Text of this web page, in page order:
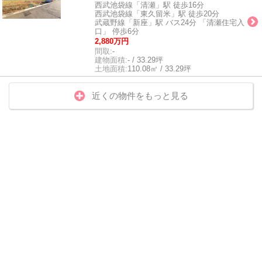
西武池袋線「清瀬」駅 徒歩16分
西武池袋線「東久留米」駅 徒歩20分
武蔵野線「新座」駅 バス24分 「清瀬住宅入
口」 停歩6分
2,880万円
間取:-
建物面積:- / 33.29坪
土地面積:110.08㎡ / 33.29坪
近くの物件をもっと見る